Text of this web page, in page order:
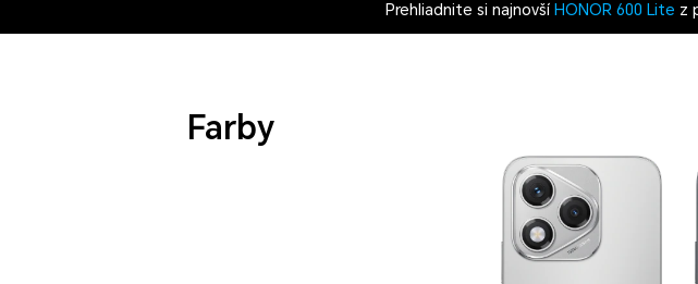
Prehliadnite si najnovší HONOR 600 Lite z
Farby